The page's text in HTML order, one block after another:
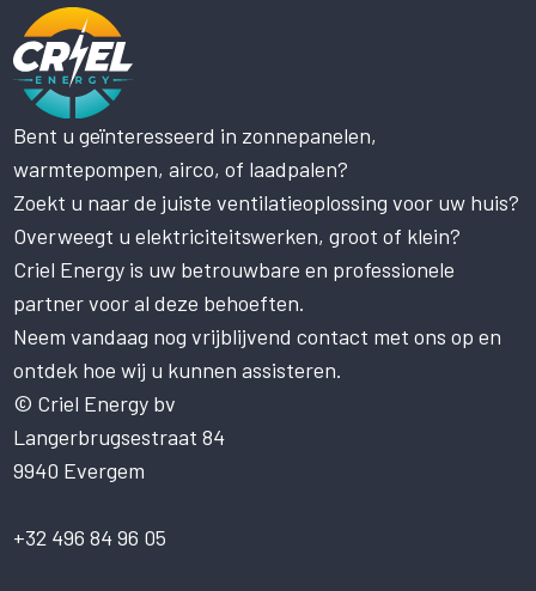
Bent u geïnteresseerd in zonnepanelen,
warmtepompen, airco, of laadpalen?
Zoekt u naar de juiste ventilatieoplossing voor uw huis?
Overweegt u elektriciteitswerken, groot of klein?
Criel Energy is uw betrouwbare en professionele
partner voor al deze behoeften.
Neem vandaag nog vrijblijvend contact met ons op en
ontdek hoe wij u kunnen assisteren.
© Criel Energy bv
Langerbrugsestraat 84
9940 Evergem
+32 496 84 96 05
Deze website maakt gebruik
van cookies.
Deze website gebruikt cookies om uw
gebruikerservaring te verbeteren. Door
onze website te gebruiken, stemt u in met
alle cookies in overeenstemming met ons
Cookiebeleid.Lees verder
STRIKT NOODZAKELIJK
PRESTATIE
TARGETING
FUNCTIONEEL
NIET-GECLASSIFICEERD